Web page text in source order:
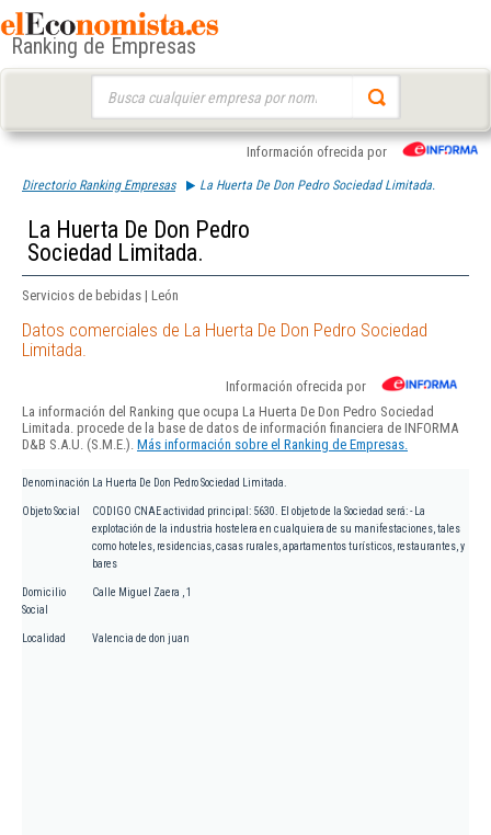
Ranking de Empresas
Información ofrecida por
Directorio Ranking Empresas La Huerta De Don Pedro Sociedad Limitada.
La Huerta De Don Pedro
Sociedad Limitada.
Servicios de bebidas | León
Datos comerciales de La Huerta De Don Pedro Sociedad
Limitada.
Información ofrecida por
La información del Ranking que ocupa La Huerta De Don Pedro Sociedad
Limitada. procede de la base de datos de información financiera de INFORMA
D&B S.A.U. (S.M.E.). Más información sobre el Ranking de Empresas.
Denominación La Huerta De Don Pedro Sociedad Limitada.
Objeto Social
CODIGO CNAE actividad principal: 5630. El objeto de la Sociedad será: - La
explotación de la industria hostelera en cualquiera de su manifestaciones, tales
como hoteles, residencias, casas rurales, apartamentos turísticos, restaurantes, y
bares
Domicilio
Social
Calle Miguel Zaera , 1
Localidad Valencia de don juan